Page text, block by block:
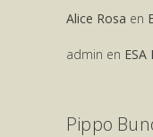
Alice Rosa en
admin en ESA
Pippo